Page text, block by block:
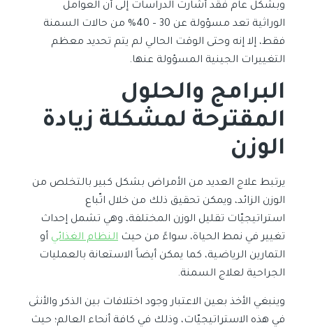
وبشكل عام فقد أشارت الدراسات إلى أن العوامل
الوراثية تعد مسؤولة عن 30 – 40% من حالات السمنة
فقط، إلا إنه وحتى الوقت الحالي لم يتم تحديد معظم
التغييرات الجينية المسؤولة عنها.
البرامج والحلول
المقترحة لمشكلة زيادة
الوزن
يرتبط علاج العديد من الأمراض بشكل كبير بالتخلص من
الوزن الزائد، ويمكن تحقيق ذلك من خلال اتّباع
استراتيجيّات تقليل الوزن المختلفة، وهي تشمل إحداث
تغيير في نمط الحياة، سواءً من حيث النظام الغذائي أو
التمارين الرياضية، كما يمكن أيضاً الاستعانة بالعمليات
الجراحية لعلاج السمنة.
وينبغي الأخذ بعين الاعتبار وجود اختلافات بين الذكر والأنثى
في هذه الاستراتيجيّات، وذلك في كافة أنحاء العالم؛ حيث